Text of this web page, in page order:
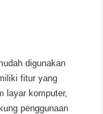
digunakan
fitur yang
layar komputer,
penggunaan